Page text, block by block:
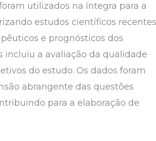
utilizados na íntegra para a
estudos científicos
e prognósticos dos
incluiu a avaliação da qualidade
do estudo. Os dados foram
abrangente das questões
para a elaboração de